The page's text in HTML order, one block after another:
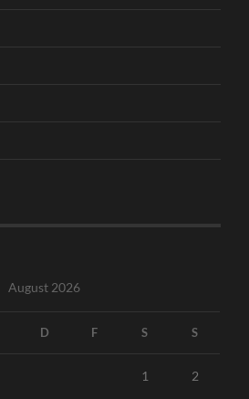
August 2026
D F S S
1 2